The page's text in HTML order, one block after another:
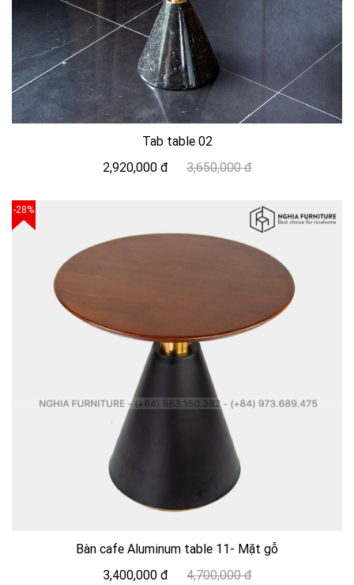
Tab table 02
2,920,000 đ
3,650,000 đ
-28%
Bàn cafe Aluminum table 11- Mặt gỗ
3,400,000 đ
4,700,000 đ